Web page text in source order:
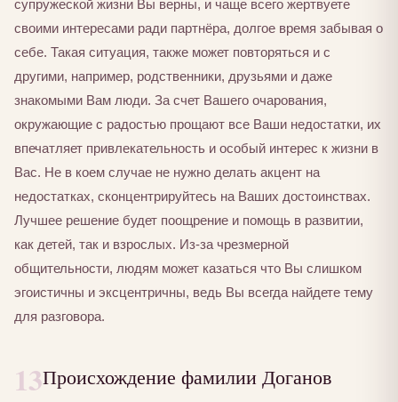
супружеской жизни Вы верны, и чаще всего жертвуете
своими интересами ради партнёра, долгое время забывая о
себе. Такая ситуация, также может повторяться и с
другими, например, родственники, друзьями и даже
знакомыми Вам люди. За счет Вашего очарования,
окружающие с радостью прощают все Ваши недостатки, их
впечатляет привлекательность и особый интерес к жизни в
Вас. Не в коем случае не нужно делать акцент на
недостатках, сконцентрируйтесь на Ваших достоинствах.
Лучшее решение будет поощрение и помощь в развитии,
как детей, так и взрослых. Из-за чрезмерной
общительности, людям может казаться что Вы слишком
эгоистичны и эксцентричны, ведь Вы всегда найдете тему
для разговора.
13Происхождение фамилии Доганов